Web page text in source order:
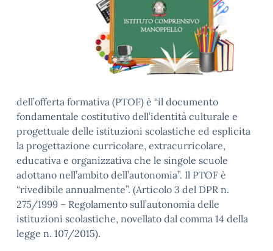
dell’offerta formativa (PTOF) è “il documento
fondamentale costitutivo dell’identità culturale e
progettuale delle istituzioni scolastiche ed esplicita
la progettazione curricolare, extracurricolare,
educativa e organizzativa che le singole scuole
adottano nell’ambito dell’autonomia”. Il PTOF è
“rivedibile annualmente”. (Articolo 3 del DPR n.
275/1999 – Regolamento sull’autonomia delle
istituzioni scolastiche, novellato dal comma 14 della
legge n. 107/2015).